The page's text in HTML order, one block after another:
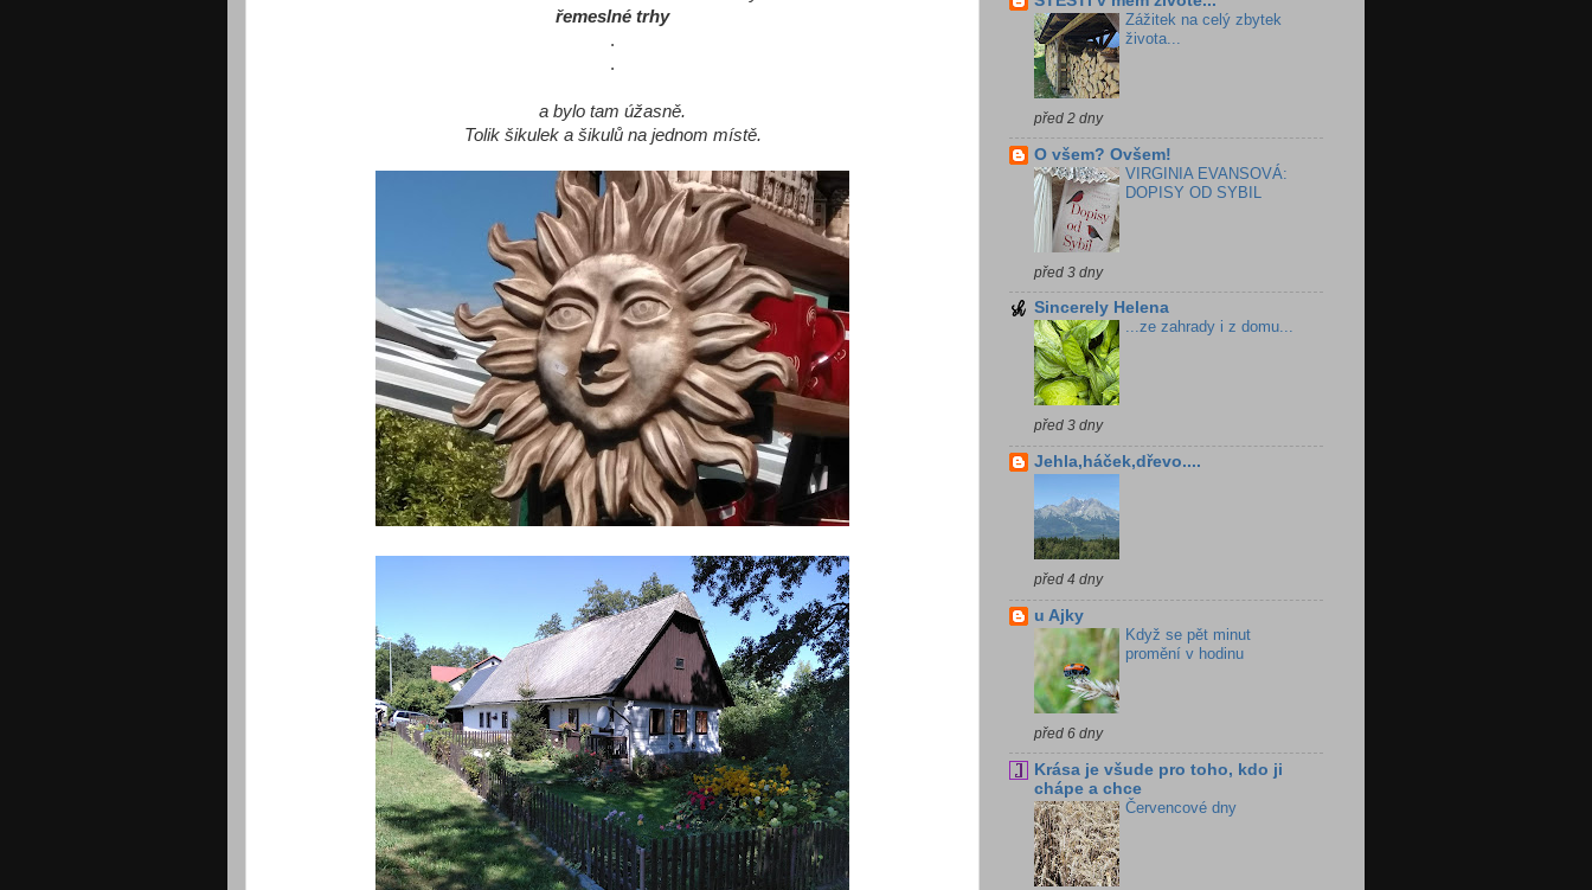
řemeslné trhy
.
.
a bylo tam úžasně.
Tolik šikulek a šikulů na jednom místě.
Zážitek na celý zbytek
života...
před 2 dny
O všem? Ovšem!
VIRGINIA EVANSOVÁ:
DOPISY OD SYBIL
před 3 dny
Sincerely Helena
...ze zahrady i z domu...
před 3 dny
Jehla,háček,dřevo....
před 4 dny
u Ajky
Když se pět minut
promění v hodinu
před 6 dny
Krása je všude pro toho, kdo ji
chápe a chce
Červencové dny